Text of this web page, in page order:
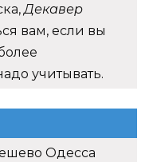
Декавер
вам, если вы
учитывать.
Одесса